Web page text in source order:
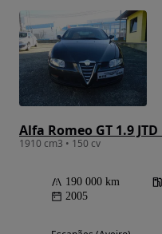
Alfa Romeo GT 1.9 JTD
1910 cm3 • 150 cv
190 000 km
2005